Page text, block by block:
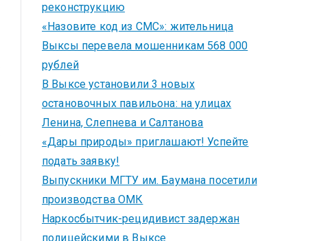
реконструкцию
«Назовите код из СМС»: жительница
Выксы перевела мошенникам 568 000
рублей
В Выксе установили 3 новых
остановочных павильона: на улицах
Ленина, Слепнева и Салтанова
«Дары природы» приглашают! Успейте
подать заявку!
Выпускники МГТУ им. Баумана посетили
производства ОМК
Наркосбытчик-рецидивист задержан
полицейскими в Выксе